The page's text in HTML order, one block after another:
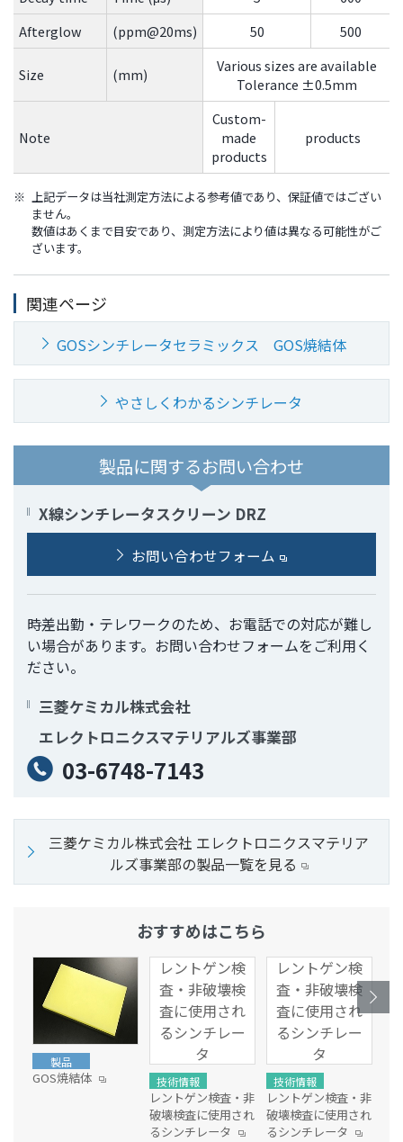
Afterglow
(ppm@20ms) 50 500
Size (mm)
Various sizes are available
Tolerance ±0.5mm
Note
Custom-
made
products
products
※ 上記データは当社測定方法による参考値であり、保証値ではござい
ません。
数値はあくまで目安であり、測定方法により値は異なる可能性がご
ざいます。
関連ページ
GOSシンチレータセラミックス GOS焼結体
やさしくわかるシンチレータ
製品に関するお問い合わせ
X線シンチレータスクリーン DRZ
お問い合わせフォーム
時差出勤・テレワークのため、お電話での対応が難し
い場合があります。お問い合わせフォームをご利用く
ださい。
三菱ケミカル株式会社
エレクトロニクスマテリアルズ事業部
03-6748-7143
三菱ケミカル株式会社 エレクトロニクスマテリア
ルズ事業部の製品一覧を見る
おすすめはこちら
製品
GOS焼結体
レントゲン検
査・非破壊検
査に使用され
るシンチレー
タ
技術情報
レントゲン検査・非
破壊検査に使用され
るシンチレータ
レントゲン検
査・非破壊検
査に使用され
るシンチレー
タ
技術情報
レントゲン検査・非
破壊検査に使用され
るシンチレータ